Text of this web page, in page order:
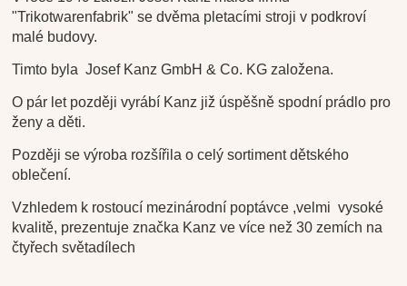
"Trikotwarenfabrik" se dvěma pletacími stroji v podkroví
malé budovy.
Timto byla Josef Kanz GmbH & Co. KG založena.
O pár let později vyrábí Kanz již úspěšně spodní prádlo pro
ženy a děti.
Později se výroba rozšířila o celý sortiment dětského
oblečení.
Vzhledem k rostoucí mezinárodní poptávce ,velmi vysoké
kvalitě, prezentuje značka Kanz ve více než 30 zemích na
čtyřech světadílech